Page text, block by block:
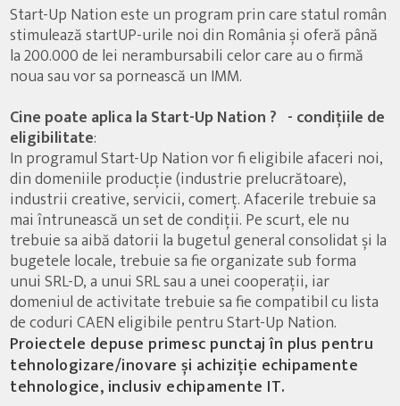
Start-Up Nation este un program prin care statul român
stimulează startUP-urile noi din România și oferă până
la 200.000 de lei nerambursabili celor care au o firmă
noua sau vor sa pornească un IMM.
Cine poate aplica la Start-Up Nation ? - condițiile de
eligibilitate:
In programul Start-Up Nation vor fi eligibile afaceri noi,
din domeniile producție (industrie prelucrătoare),
industrii creative, servicii, comerț. Afacerile trebuie sa
mai întrunească un set de condiții. Pe scurt, ele nu
trebuie sa aibă datorii la bugetul general consolidat și la
bugetele locale, trebuie sa fie organizate sub forma
unui SRL-D, a unui SRL sau a unei cooperații, iar
domeniul de activitate trebuie sa fie compatibil cu lista
de coduri CAEN eligibile pentru Start-Up Nation.
Proiectele depuse primesc punctaj în plus pentru
tehnologizare/inovare și achiziție echipamente
tehnologice, inclusiv echipamente IT.